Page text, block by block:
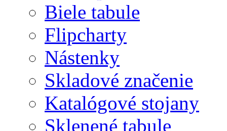
Biele tabule
Flipcharty
Nástenky
Skladové značenie
Katalógové stojany
Sklenené tabule